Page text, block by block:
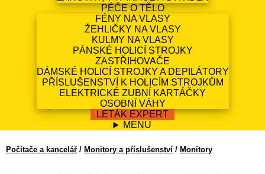
PÉČE O TĚLO
FÉNY NA VLASY
ŽEHLIČKY NA VLASY
KULMY NA VLASY
PÁNSKÉ HOLICÍ STROJKY
ZASTŘIHOVAČE
DÁMSKÉ HOLICÍ STROJKY A DEPILÁTORY
PŘÍSLUŠENSTVÍ K HOLICÍM STROJKŮM
ELEKTRICKÉ ZUBNÍ KARTÁČKY
OSOBNÍ VÁHY
LETÁK EXPERT
MENU
Počítače a kancelář / Monitory a příslušenství / Monitory